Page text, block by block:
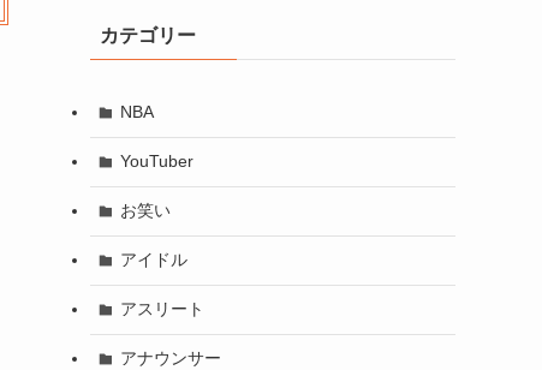
カテゴリー
NBA
YouTuber
お笑い
アイドル
アスリート
アナウンサー